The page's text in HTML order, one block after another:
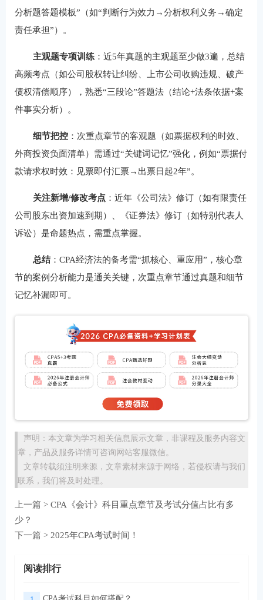
分析题答题模板”（如“判断行为效力→分析权利义务→确定
责任承担”）。
主观题专项训练：近5年真题的主观题至少做3遍，总结
高频考点（如公司股权转让纠纷、上市公司收购违规、破产
债权清偿顺序），熟悉“三段论”答题法（结论+法条依据+案
件事实分析）。
细节把控：次重点章节的客观题（如票据权利的时效、
外商投资负面清单）需通过“关键词记忆”强化，例如“票据付
款请求权时效：见票即付汇票→出票日起2年”。
关注新增/修改考点：近年《公司法》修订（如有限责任
公司股东出资加速到期）、《证券法》修订（如特别代表人
诉讼）是命题热点，需重点掌握。
总结：CPA经济法的备考需“抓核心、重应用”，核心章
节的案例分析能力是通关关键，次重点章节通过真题和细节
记忆补漏即可。
声明：本文章为学习相关信息展示文章，非课程及服务内容文
章，产品及服务详情可咨询网站客服微信。
文章转载须注明来源，文章素材来源于网络，若侵权请与我们
联系，我们将及时处理。
上一篇 > CPA《会计》科目重点章节及考试分值占比有多
少？
下一篇 > 2025年CPA考试时间！
阅读排行